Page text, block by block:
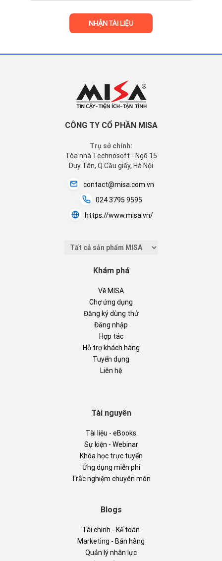
CÔNG TY CỔ PHẦN MISA
Trụ sở chính:
Tòa nhà Technosoft - Ngõ 15
Duy Tân, Q.Cầu giấy, Hà Nội
contact@misa.com.vn
024 3795 9595
https://www.misa.vn/
Khám phá
Về MISA
Chợ ứng dụng
Đăng ký dùng thử
Đăng nhập
Hợp tác
Hỗ trợ khách hàng
Tuyển dụng
Liên hệ
Tài nguyên
Tài liệu - eBooks
Sự kiện - Webinar
Khóa học trực tuyến
Ứng dụng miễn phí
Trắc nghiệm chuyên môn
Blogs
Tài chính - Kế toán
Marketing - Bán hàng
Quản lý nhân lực